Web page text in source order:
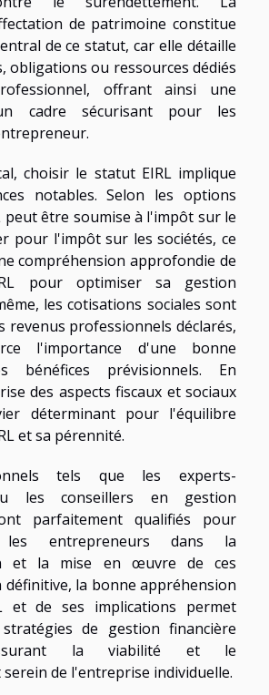
de patrimoine constitue
de ce statut, car elle détaille
obligations ou ressources dédiés
offrant ainsi une
cadre sécurisant pour les
choisir le statut EIRL implique
notables. Selon les options
peut être soumise à l'impôt sur le
pour l'impôt sur les sociétés, ce
compréhension approfondie de
pour optimiser sa gestion
les cotisations sociales sont
revenus professionnels déclarés,
l'importance d'une bonne
bénéfices prévisionnels. En
des aspects fiscaux et sociaux
déterminant pour l'équilibre
et sa pérennité.
tels que les experts-
les conseillers en gestion
parfaitement qualifiés pour
les entrepreneurs dans la
et la mise en œuvre de ces
définitive, la bonne appréhension
et de ses implications permet
de gestion financière
la viabilité et le
de l'entreprise individuelle.